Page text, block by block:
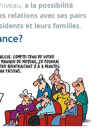
a la possibilité
relations avec ses pairs
et leurs familles.